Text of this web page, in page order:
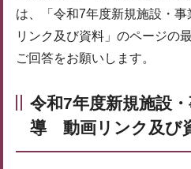
は、「令和7年度新規施設・
リンク及び資料」のページの
ご回答をお願いします。
令和7年度新規施設
導 動画リンク及び